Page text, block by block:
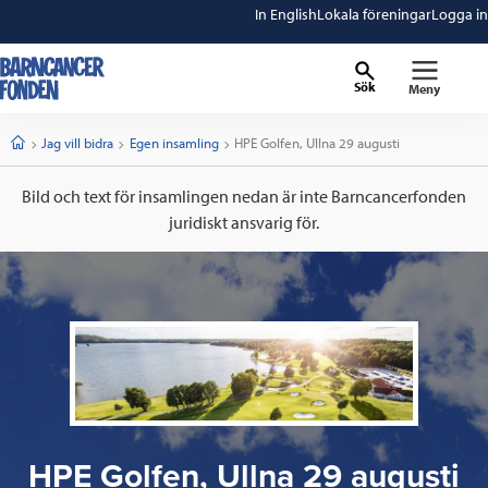
In EnglishLokala föreningarLogga in
Sök Meny
StartJag vill bidra Egen insamling Current:
HPE Golfen, Ullna 29 augusti
Bild och text för insamlingen nedan är inte Barncancerfonden
juridiskt ansvarig för.
HPE Golfen, Ullna 29 augusti